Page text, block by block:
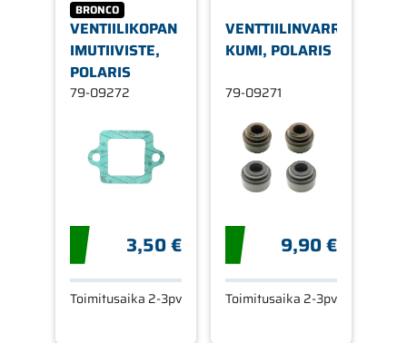
BRONCO
VENTIILIKOPAN
IMUTIIVISTE,
POLARIS
79-09272
3,50 €
Toimitusaika 2-3pv
VENTTIILINVARREN
KUMI, POLARIS
79-09271
9,90 €
Toimitusaika 2-3pv